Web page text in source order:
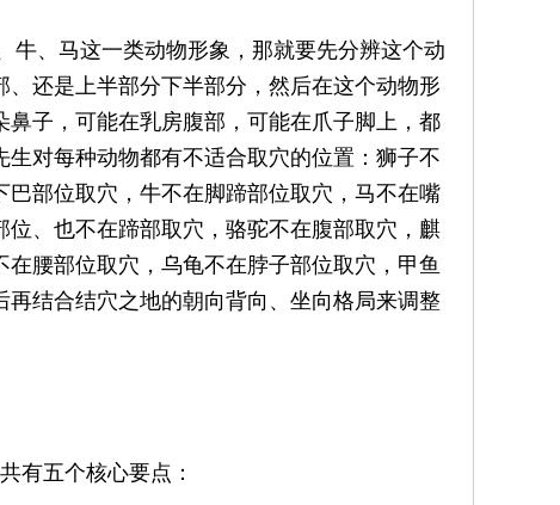
、马这一类动物形象，那就要先分辨这个动
还是上半部分下半部分，然后在这个动物形
子，可能在乳房腹部，可能在爪子脚上，都
对每种动物都有不适合取穴的位置：狮子不
部位取穴，牛不在脚蹄部位取穴，马不在嘴
、也不在蹄部取穴，骆驼不在腹部取穴，麒
腰部位取穴，乌龟不在脖子部位取穴，甲鱼
结合结穴之地的朝向背向、坐向格局来调整
五个核心要点：